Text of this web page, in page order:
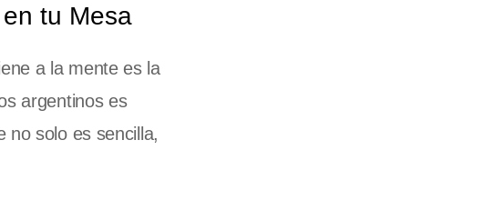
tu Mesa
a la mente es la
argentinos es
no solo es sencilla,